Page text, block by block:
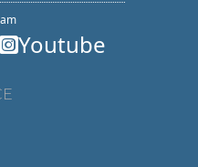
Youtube